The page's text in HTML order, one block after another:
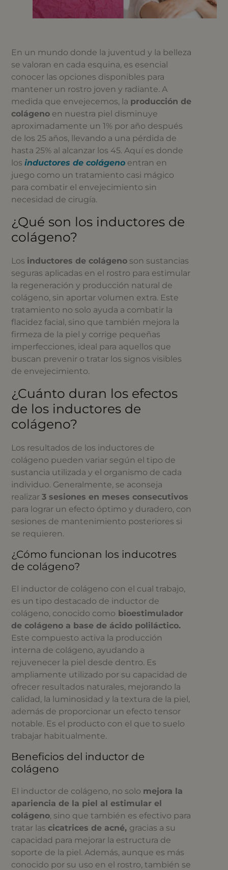
En un mundo donde la juventud y la belleza
se valoran en cada esquina, es esencial
conocer las opciones disponibles para
mantener un rostro joven y radiante. A
medida que envejecemos, la producción de
colágeno en nuestra piel disminuye
aproximadamente un 1% por año después
de los 25 años, llevando a una pérdida de
hasta 25% al alcanzar los 45. Aquí es donde
losinductores de colágeno entran en
juego como un tratamiento casi mágico
para combatir el envejecimiento sin
necesidad de cirugía.
¿Qué son los inductores de
colágeno?
Los inductores de colágeno son sustancias
seguras aplicadas en el rostro para estimular
la regeneración y producción natural de
colágeno, sin aportar volumen extra. Este
tratamiento no solo ayuda a combatir la
flacidez facial, sino que también mejora la
firmeza de la piel y corrige pequeñas
imperfecciones, ideal para aquellos que
buscan prevenir o tratar los signos visibles
de envejecimiento.
¿Cuánto duran los efectos
de los inductores de
colágeno?
Los resultados de los inductores de
colágeno pueden variar según el tipo de
sustancia utilizada y el organismo de cada
individuo. Generalmente, se aconseja
realizar3 sesiones en meses consecutivos
para lograr un efecto óptimo y duradero, con
sesiones de mantenimiento posteriores si
se requieren.
¿Cómo funcionan los inducotres
de colágeno?
El inductor de colágeno con el cual trabajo,
es un tipo destacado de inductor de
colágeno, conocido como bioestimulador
de colágeno a base de ácido poliláctico.
Este compuesto activa la producción
interna de colágeno, ayudando a
rejuvenecer la piel desde dentro. Es
ampliamente utilizado por su capacidad de
ofrecer resultados naturales, mejorando la
calidad, la luminosidad y la textura de la piel,
además de proporcionar un efecto tensor
notable. Es el producto con el que to suelo
trabajar habitualmente.
Beneficios del inductor de
colágeno
El inductor de colágeno, no solo mejora la
apariencia de la piel al estimular el
colágeno, sino que también es efectivo para
tratar lascicatrices de acné, gracias a su
capacidad para mejorar la estructura de
soporte de la piel. Además, aunque es más
conocido por su uso en el rostro, también se